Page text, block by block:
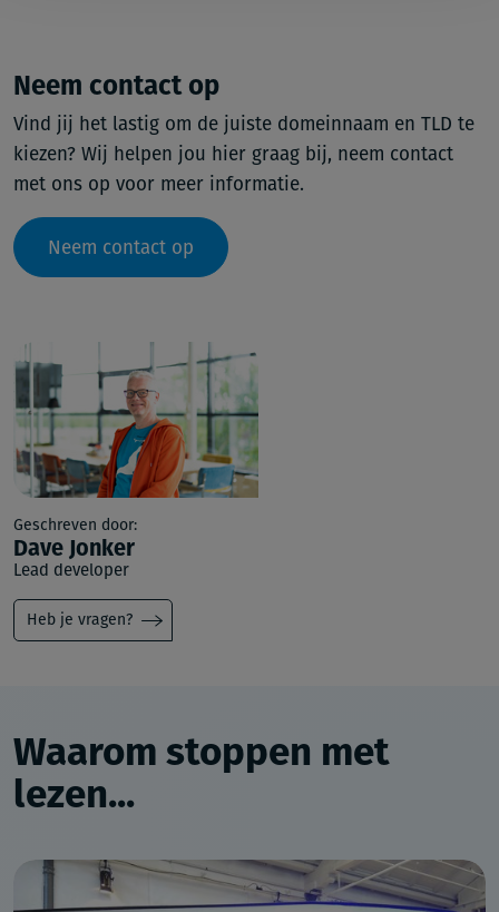
Neem contact op
Vind jij het lastig om de juiste domeinnaam en TLD te
kiezen? Wij helpen jou hier graag bij, neem contact
met ons op voor meer informatie.
Neem contact op
Geschreven door:
Dave Jonker
Lead developer
Heb je vragen?
Waarom stoppen met
lezen...